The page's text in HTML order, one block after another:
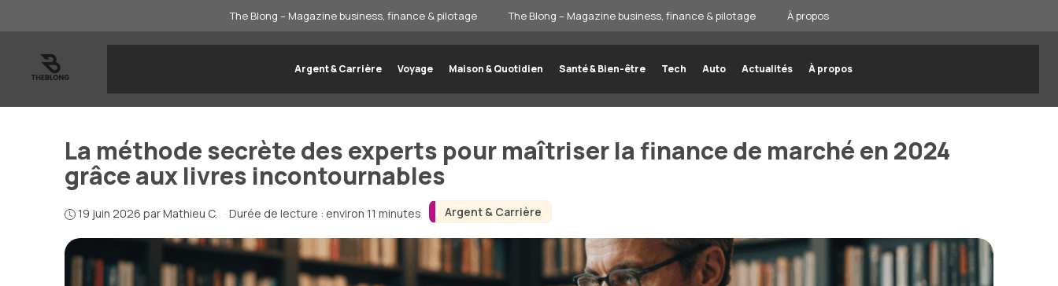
au
contenu
The Blong – Magazine business, finance & pilotage The Blong – Magazine business, finance & pilotage À propos
Argent & Carrière Voyage Maison & Quotidien Santé & Bien-être Tech Auto Actualités À propos
Argent & Carrière
La méthode secrète des experts pour maîtriser la finance de marché en 2024
grâce aux livres incontournables
19 juin 2026 parMathieu C. · Durée de lecture : environ 11 minutes